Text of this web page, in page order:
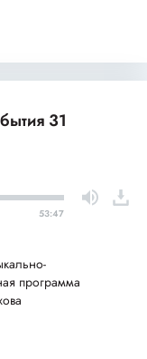
31
53:47
программа